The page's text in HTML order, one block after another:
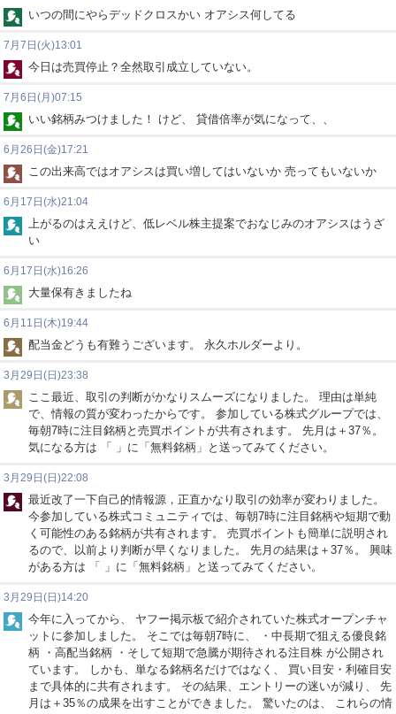
いつの間にやらデッドクロスかい オアシス何してる
7月7日(火)13:01
今日は売買停止？全然取引成立していない。
7月6日(月)07:15
いい銘柄みつけました！ けど、 貸借倍率が気になって、、
6月26日(金)17:21
この出来高ではオアシスは買い増してはいないか 売ってもいないか
6月17日(水)21:04
上がるのはええけど、低レベル株主提案でおなじみのオアシスはうざ
い
6月17日(水)16:26
大量保有きましたね
6月11日(木)19:44
配当金どうも有難うございます。 永久ホルダーより。
3月29日(日)23:38
ここ最近、取引の判断がかなりスムーズになりました。 理由は単純
で、情報の質が変わったからです。 参加している株式グループでは、
毎朝7時に注目銘柄と売買ポイントが共有されます。 先月は＋37％。
気になる方は 「 」に「無料銘柄」と送ってみてください。
3月29日(日)22:08
最近改了一下自己的情報源，正直かなり取引の効率が変わりました。
今参加している株式コミュニティでは、毎朝7時に注目銘柄や短期で動
く可能性のある銘柄が共有されます。 売買ポイントも簡単に説明され
るので、以前より判断が早くなりました。 先月の結果は＋37％。 興味
がある方は 「 」に「無料銘柄」と送ってみてください。
3月29日(日)14:20
今年に入ってから、 ヤフー掲示板で紹介されていた株式オープンチャ
ットに参加しました。 そこでは毎朝7時に、 ・中長期で狙える優良銘
柄 ・高配当銘柄 ・そして短期で急騰が期待される注目株 が公開され
ています。 しかも、単なる銘柄名だけではなく、 買い目安・利確目安
まで具体的に共有されます。 その結果、エントリーの迷いが減り、 先
月は＋35％の成果を出すことができました。 驚いたのは、 これらの情